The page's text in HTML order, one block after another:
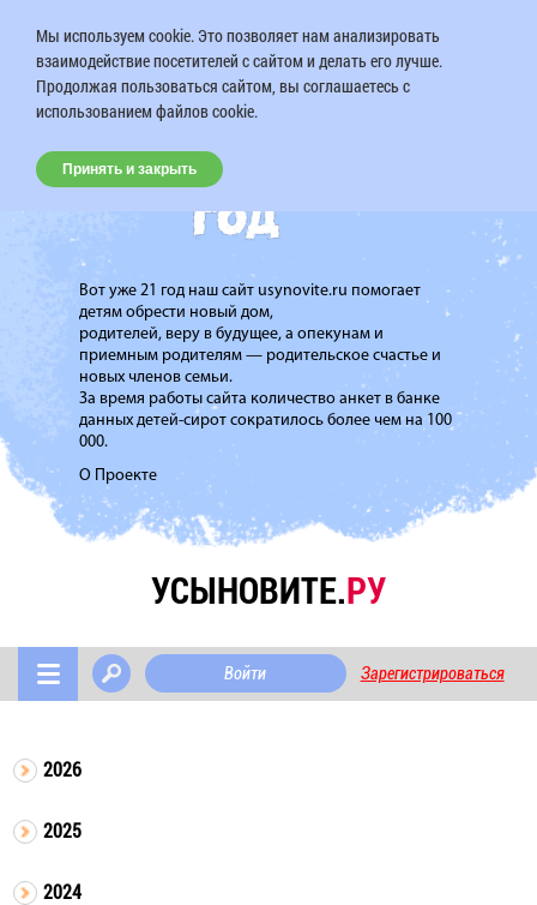
Вот уже 21 год наш сайт usynovite.ru помогает
детям обрести новый дом,
родителей, веру в будущее, а опекунам и
приемным родителям — родительское счастье и
новых членов семьи.
За время работы сайта количество анкет в банке
данных детей-сирот сократилось более чем на 100
000.
О Проекте
УСЫНОВИТЕ.РУ
Войти Зарегистрироваться
2026
2025
2024
Мы используем cookie. Это позволяет нам анализировать
взаимодействие посетителей с сайтом и делать его лучше.
Продолжая пользоваться сайтом, вы соглашаетесь с
использованием файлов cookie.
Принять и закрыть